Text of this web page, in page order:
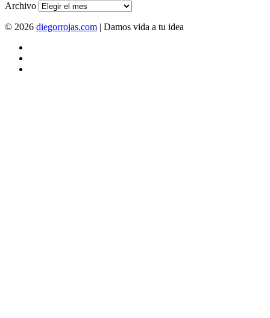
Archivo
© 2026 diegorrojas.com | Damos vida a tu idea